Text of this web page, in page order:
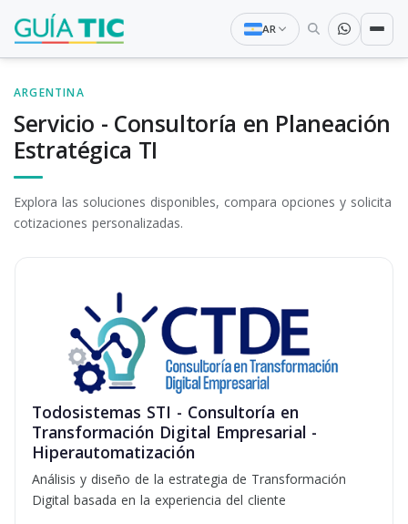
AR
ARGENTINA
Servicio - Consultoría en Planeación
Estratégica TI
Explora las soluciones disponibles, compara opciones y solicita
cotizaciones personalizadas.
Todosistemas STI - Consultoría en
Transformación Digital Empresarial -
Hiperautomatización
Análisis y diseño de la estrategia de Transformación
Digital basada en la experiencia del cliente